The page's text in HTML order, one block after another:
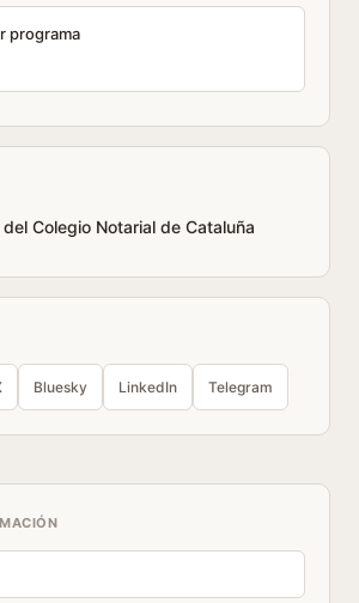
programa
Colegio Notarial de Cataluña
Bluesky LinkedIn Telegram